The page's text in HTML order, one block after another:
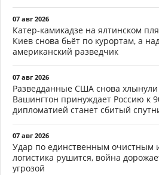
07 авг 2026
Катер-камикадзе на ялтинском
Киев снова бьёт по курортам, а
американский разведчик
07 авг 2026
Разведданные США снова
Вашингтон принуждает Россию к
дипломатией станет сбитый
07 авг 2026
Удар по единственным очистным
логистика рушится, война
угрозой